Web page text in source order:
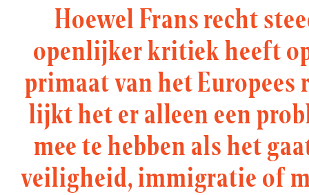
Hoewel Frans recht
openlijker kritiek heeft
primaat van het Europees
lijkt het er alleen een
mee te hebben als het
veiligheid, immigratie of